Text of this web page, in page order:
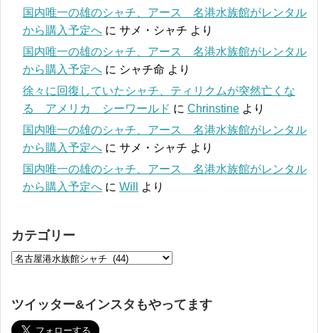
国内唯一の雄のシャチ、アース 名港水族館がレンタル
から購入予定へ に サメ・シャチ より
国内唯一の雄のシャチ、アース 名港水族館がレンタル
から購入予定へ に シャチ命 より
徐々に回復していたシャチ、ティリクムが突然亡くな
る アメリカ シーワールド に Chrinstine より
国内唯一の雄のシャチ、アース 名港水族館がレンタル
から購入予定へ に サメ・シャチ より
国内唯一の雄のシャチ、アース 名港水族館がレンタル
から購入予定へ に Will より
カテゴリー
ツイッター&インスタもやってます